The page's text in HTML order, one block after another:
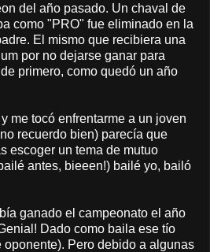
del año pasado. Un chaval de
como "PRO" fue eliminado en la
El mismo que recibiera una
por no dejarse ganar para
primero, como quedó un año
me tocó enfrentarme a un joven
recuerdo bien) parecía que
escoger un tema de mutuo
antes, bieeen!) bailé yo, bailó
ganado el campeonato el año
Dado como baila ese tío
oponente). Pero debido a algunas